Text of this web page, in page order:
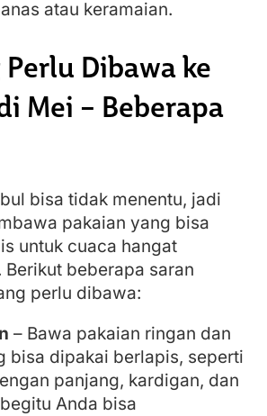
atau keramaian.
Dibawa ke
Mei – Beberapa
bisa tidak menentu, jadi
pakaian yang bisa
untuk cuaca hangat
Berikut beberapa saran
perlu dibawa:
– Bawa pakaian ringan dan
bisa dipakai berlapis, seperti
panjang, kardigan, dan
Anda bisa